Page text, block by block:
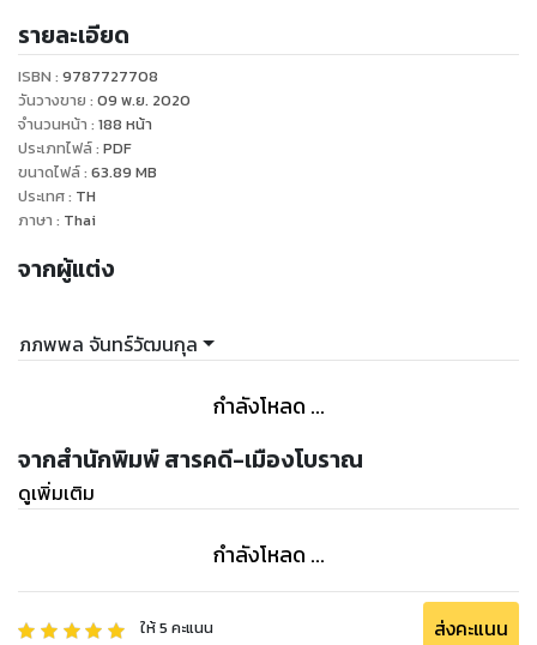
รายละเอียด
ISBN : 9787727708
วันวางขาย : 09 พ.ย. 2020
จำนวนหน้า : 188 หน้า
ประเภทไฟล์: PDF
ขนาดไฟล์: 63.89 MB
ประเทศ: TH
ภาษา : Thai
จากผู้แต่ง
ภภพพล จันทร์วัฒนกุล
กำลังโหลด ...
จากสำนักพิมพ์ สารคดี-เมืองโบราณ
ดูเพิ่มเติม
กำลังโหลด ...
ให้5 คะแนน ส่งคะแนน